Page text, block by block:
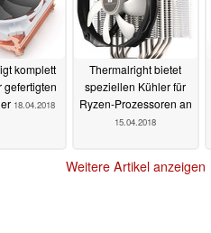
komplett
gefertigten
18.04.2018
Thermalright bietet
speziellen Kühler für
Ryzen-Prozessoren an
15.04.2018
Weitere Artikel anzeigen